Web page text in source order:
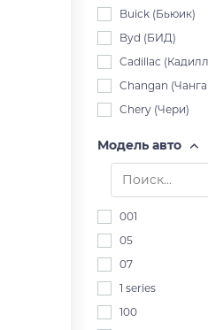
Buick (Бьюик)
Byd (БИД)
Cadillac
Changan
Chery (Чери)
Citroen
Модель авто
001
05
07
1 series
100